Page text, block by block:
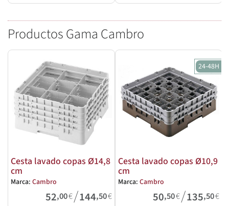
Productos Gama Cambro
Cesta lavado copas Ø14,8
cm
Marca: Cambro
52,00€/144,50€
24-48H
Cesta lavado copas Ø10,9
cm
Marca: Cambro
50,50€/135,50€